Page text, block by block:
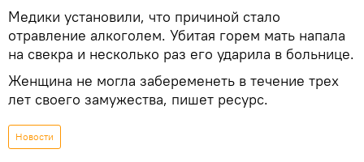
Медики установили, что причиной стало
отравление алкоголем. Убитая горем мать напала
на свекра и несколько раз его ударила в больнице.
Женщина не могла забеременеть в течение трех
лет своего замужества, пишет ресурс.
Новости